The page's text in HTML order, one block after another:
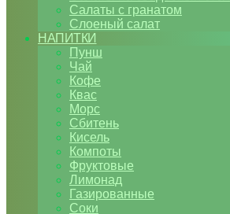
Салаты с гранатом
Слоеный салат
НАПИТКИ
Пунш
Чай
Кофе
Квас
Морс
Сбитень
Кисель
Компоты
Фруктовые
Лимонад
Газированные
Соки